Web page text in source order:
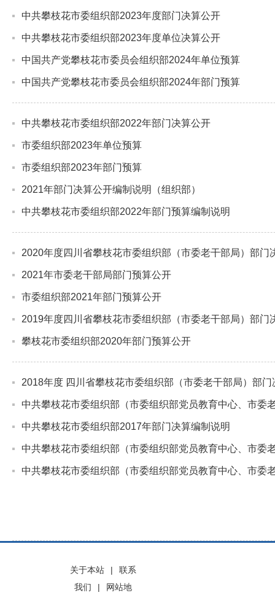
中共攀枝花市委组织部2023年度部门决算公开
中共攀枝花市委组织部2023年度单位决算公开
中国共产党攀枝花市委员会组织部2024年单位预算
中国共产党攀枝花市委员会组织部2024年部门预算
中共攀枝花市委组织部2022年部门决算公开
市委组织部2023年单位预算
市委组织部2023年部门预算
2021年部门决算公开编制说明（组织部）
中共攀枝花市委组织部2022年部门预算编制说明
2020年度四川省攀枝花市委组织部（市委老干部局）部门
2021年市委老干部局部门预算公开
市委组织部2021年部门预算公开
2019年度四川省攀枝花市委组织部（市委老干部局）部门
攀枝花市委组织部2020年部门预算公开
2018年度 四川省攀枝花市委组织部（市委老干部局）部门
中共攀枝花市委组织部（市委组织部党员教育中心、市
中共攀枝花市委组织部2017年部门决算编制说明
中共攀枝花市委组织部（市委组织部党员教育中心、市
中共攀枝花市委组织部（市委组织部党员教育中心、市
关于本站 |
联系
我们
|
网站地